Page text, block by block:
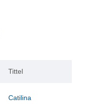
Tittel
Catilina